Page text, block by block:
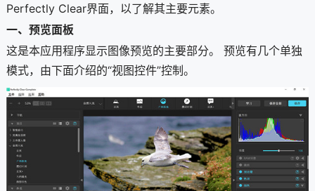
Perfectly Clear界面，以了解其主要元素。
一、预览面板
这是本应用程序显示图像预览的主要部分。 预览有几个单独
模式，由下面介绍的“视图控件”控制。